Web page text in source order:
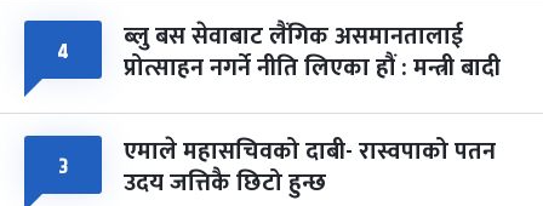
४ ब्लु बस सेवाबाट लैंगिक असमानतालाई
प्रोत्साहन नगर्ने नीति लिएका हौं : मन्त्री बादी
३ एमाले महासचिवको दाबी- रास्वपाको पतन
उदय जत्तिकै छिटो हुन्छ